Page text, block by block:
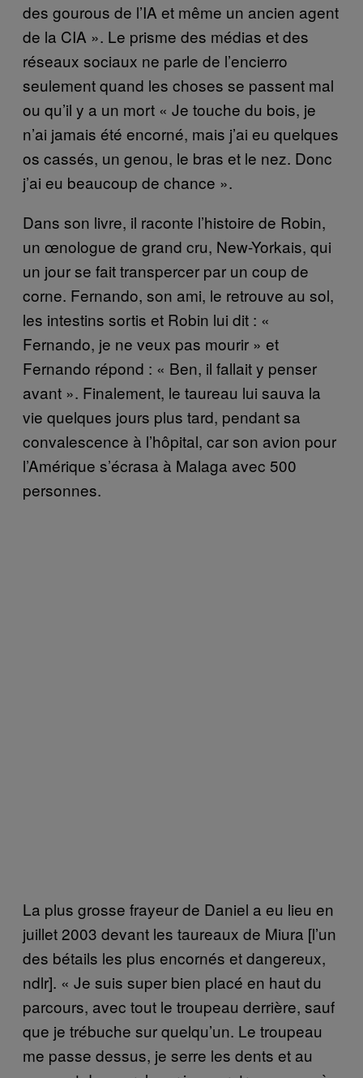
des gourous de l’IA et même un ancien agent
de la CIA ». Le prisme des médias et des
réseaux sociaux ne parle de l’encierro
seulement quand les choses se passent mal
ou qu’il y a un mort « Je touche du bois, je
n’ai jamais été encorné, mais j’ai eu quelques
os cassés, un genou, le bras et le nez. Donc
j’ai eu beaucoup de chance ».
Dans son livre, il raconte l’histoire de Robin,
un œnologue de grand cru, New-Yorkais, qui
un jour se fait transpercer par un coup de
corne. Fernando, son ami, le retrouve au sol,
les intestins sortis et Robin lui dit : «
Fernando, je ne veux pas mourir » et
Fernando répond : « Ben, il fallait y penser
avant ». Finalement, le taureau lui sauva la
vie quelques jours plus tard, pendant sa
convalescence à l’hôpital, car son avion pour
l’Amérique s’écrasa à Malaga avec 500
personnes.
La plus grosse frayeur de Daniel a eu lieu en
juillet 2003 devant les taureaux de Miura [l’un
des bétails les plus encornés et dangereux,
ndlr]. « Je suis super bien placé en haut du
parcours, avec tout le troupeau derrière, sauf
que je trébuche sur quelqu’un. Le troupeau
me passe dessus, je serre les dents et au